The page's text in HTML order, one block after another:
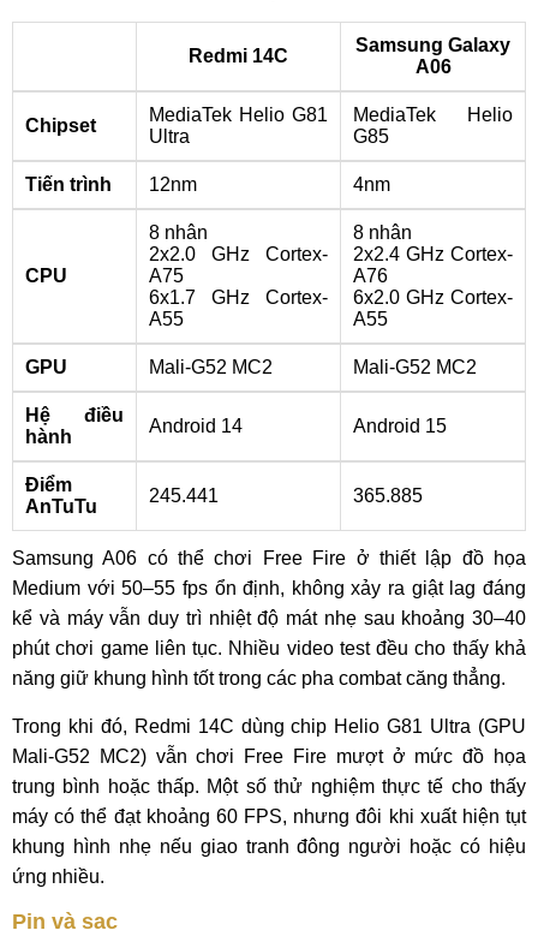
Redmi 14C
Samsung Galaxy
A06
Chipset
MediaTek Helio G81
Ultra
MediaTek Helio
G85
Tiến trình 12nm 4nm
CPU
8 nhân
2x2.0 GHz Cortex-
A75
6x1.7 GHz Cortex-
A55
8 nhân
2x2.4 GHz Cortex-
A76
6x2.0 GHz Cortex-
A55
GPU Mali-G52 MC2 Mali-G52 MC2
Hệ điều
hành
Android 14 Android 15
Điểm
AnTuTu
245.441 365.885
Samsung A06 có thể chơi Free Fire ở thiết lập đồ họa
Medium với 50–55 fps ổn định, không xảy ra giật lag đáng
kể và máy vẫn duy trì nhiệt độ mát nhẹ sau khoảng 30–40
phút chơi game liên tục. Nhiều video test đều cho thấy khả
năng giữ khung hình tốt trong các pha combat căng thẳng.
Trong khi đó, Redmi 14C dùng chip Helio G81 Ultra (GPU
Mali‑G52 MC2) vẫn chơi Free Fire mượt ở mức đồ họa
trung bình hoặc thấp. Một số thử nghiệm thực tế cho thấy
máy có thể đạt khoảng 60 FPS, nhưng đôi khi xuất hiện tụt
khung hình nhẹ nếu giao tranh đông người hoặc có hiệu
ứng nhiều.
Pin và sạc